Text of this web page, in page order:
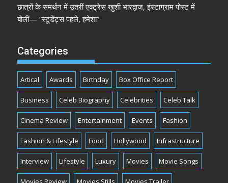
छात्रों के समर्थन में उतरीं एक्ट्रेस खुशी भारद्वाज, इंस्टाग्राम पोस्ट में
बोलीं— “स्टूडेंट्स पहले, हमेशा”
Categories
Artical Awards Birthday Box Office Report
Business Celeb Biography Celebrities Celeb Talk
Cinema Review Entertainment Events Fashion
Fashion & Lifestyle Food Hollywood Infrastructure
Interview Lifestyle Luxury Movies Movie Songs